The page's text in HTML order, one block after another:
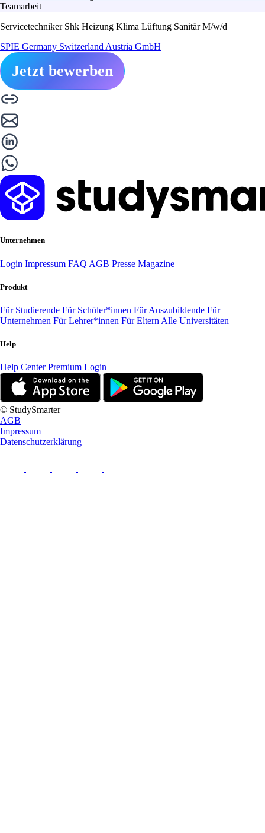
Teamarbeit
Servicetechniker Shk Heizung Klima Lüftung Sanitär M/w/d
SPIE Germany Switzerland Austria GmbH
Jetzt bewerben
Unternehmen
Login Impressum FAQ AGB Presse Magazine
Produkt
Für Studierende Für Schüler*innen Für Auszubildende Für
Unternehmen Für Lehrer*innen Für Eltern Alle Universitäten
Help
Help CenterPremium Login
© StudySmarter
AGB
Impressum
Datenschutzerklärung